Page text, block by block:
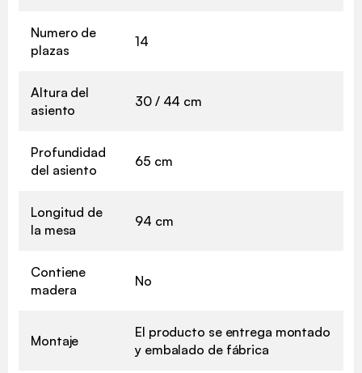
Numero de
plazas
14
Altura del
asiento
30 / 44 cm
Profundidad
del asiento
65 cm
Longitud de
la mesa
94 cm
Contiene
madera
No
Montaje
El producto se entrega montado
y embalado de fábrica